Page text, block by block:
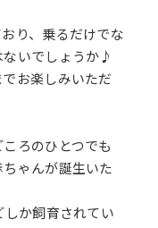
り、乗るだけでな
ないでしょうか♪
お楽しみいただ
ろのひとつでも
ゃんが誕生いた
か飼育されてい